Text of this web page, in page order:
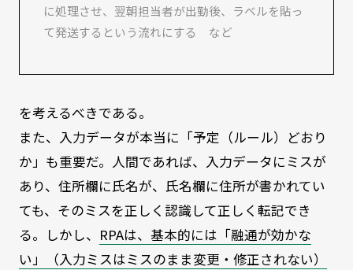
に処理させ、翌朝担当者が出勤後、ラベルを貼っ
て発送するという流れにする など
を考えるべきである。
また、入力データが本当に「予定（ルール）どおり
か」も重要だ。人間であれば、入力データにミスが
あり、住所欄に氏名が、氏名欄に住所が書かれてい
ても、そのミスを正しく認識して正しく転記でき
る。しかし、 RPAは、基本的には「融通が効かな
い」（入力ミスはミスのまま変更・修正されない）